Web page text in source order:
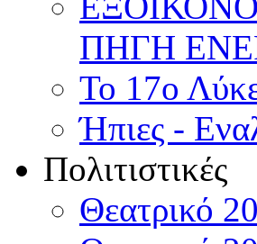
ΠΗΓΗ
Το 17ο
Ήπιες -
Πολιτιστικές
Θεατρικό